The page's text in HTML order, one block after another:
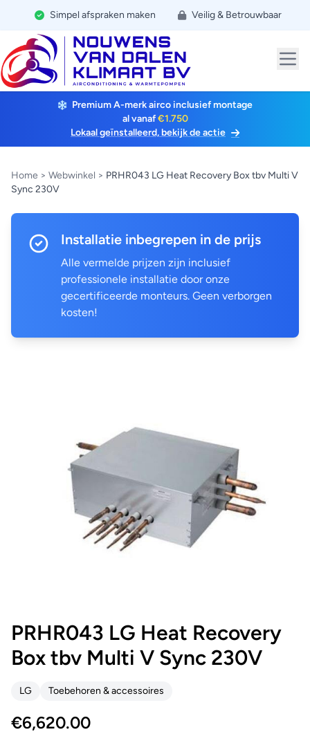
Simpel afspraken maken Veilig & Betrouwbaar
Premium A-merk airco inclusief montage
al vanaf€1.750
Lokaal geïnstalleerd, bekijk de actie
Home > Webwinkel > PRHR043 LG Heat Recovery Box tbv Multi V
Sync 230V
Installatie inbegrepen in de prijs
Alle vermelde prijzen zijn inclusief
professionele installatie door onze
gecertificeerde monteurs. Geen verborgen
kosten!
PRHR043 LG Heat Recovery
Box tbv Multi V Sync 230V
LG Toebehoren & accessoires
€6,620.00